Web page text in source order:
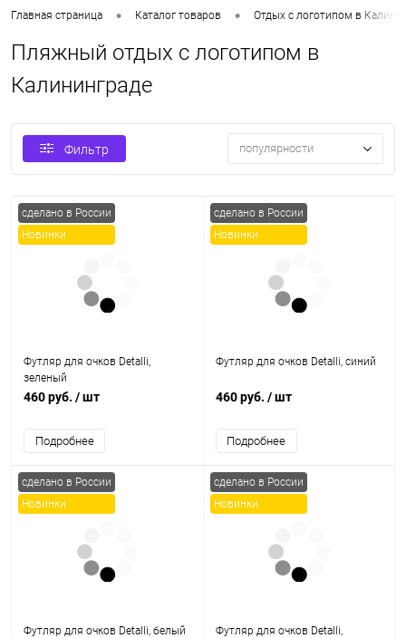
Главная страница • Каталог товаров • Отдых с логотипом в
Пляжный отдых с логотипом в
Калининграде
Фильтр популярности
сделано в России
Новинки
Футляр для очков Detalli,
зеленый
460 руб. / шт
Подробнее
сделано в России
Новинки
Футляр для очков Detalli, синий
460 руб. / шт
Подробнее
сделано в России
Новинки
Футляр для очков Detalli, белый
сделано в России
Новинки
Футляр для очков Detalli,